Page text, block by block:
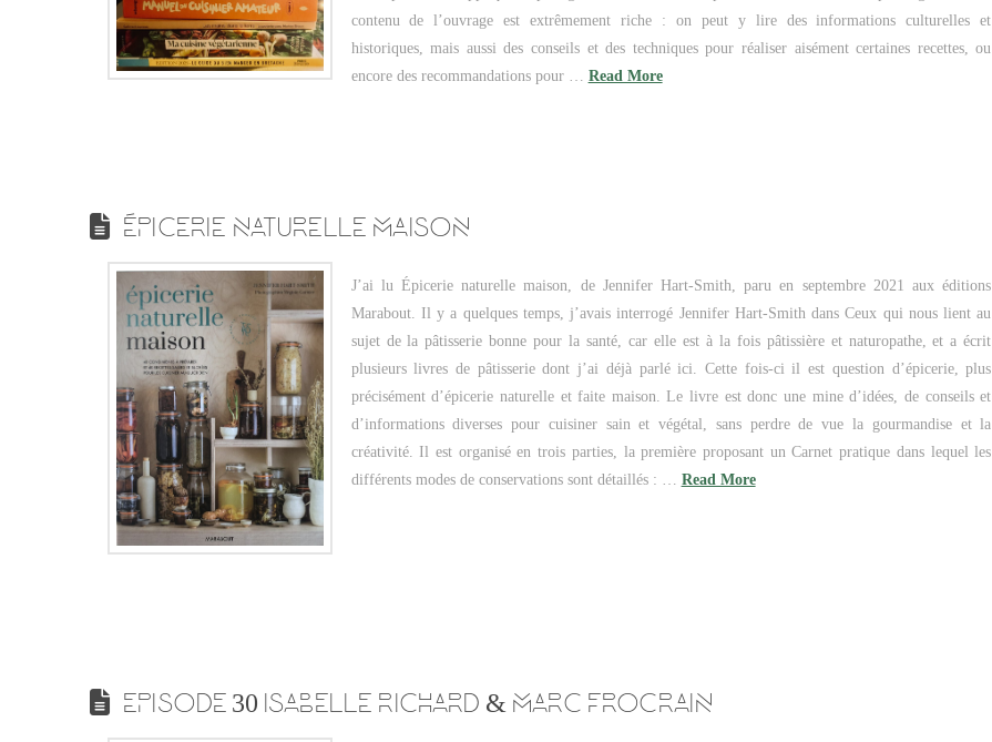
contenu de l’ouvrage est extrêmement riche : on peut y lire des informations culturelles et
historiques, mais aussi des conseils et des techniques pour réaliser aisément certaines recettes, ou
encore des recommandations pour … Read More
ÉPICERIE NATURELLE MAISON
J’ai lu Épicerie naturelle maison, de Jennifer Hart-Smith, paru en septembre 2021 aux éditions
Marabout. Il y a quelques temps, j’avais interrogé Jennifer Hart-Smith dans Ceux qui nous lient au
sujet de la pâtisserie bonne pour la santé, car elle est à la fois pâtissière et naturopathe, et a écrit
plusieurs livres de pâtisserie dont j’ai déjà parlé ici. Cette fois-ci il est question d’épicerie, plus
précisément d’épicerie naturelle et faite maison. Le livre est donc une mine d’idées, de conseils et
d’informations diverses pour cuisiner sain et végétal, sans perdre de vue la gourmandise et la
créativité. Il est organisé en trois parties, la première proposant un Carnet pratique dans lequel les
différents modes de conservations sont détaillés : … Read More
EPISODE 30 ISABELLE RICHARD & MARC FROCRAIN